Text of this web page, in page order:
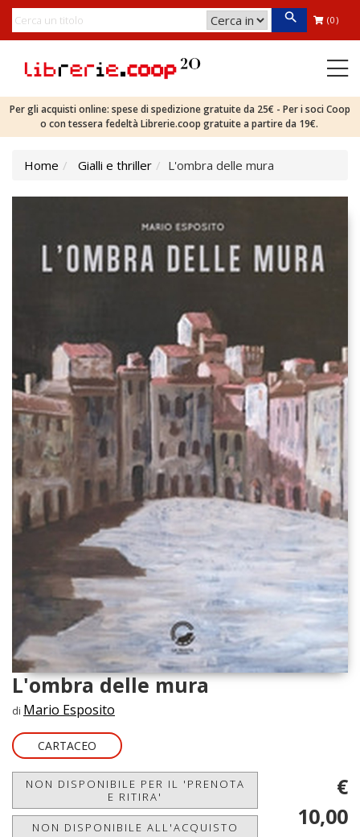
(0)
Per gli acquisti online: spese di spedizione gratuite da 25€ - Per i soci Coop
o con tessera fedeltà Librerie.coop gratuite a partire da 19€.
Home Gialli e thriller L'ombra delle mura
L'ombra delle mura
di Mario Esposito
CARTACEO
NON DISPONIBILE PER IL 'PRENOTA
E RITIRA'
NON DISPONIBILE ALL'ACQUISTO
€
10,00